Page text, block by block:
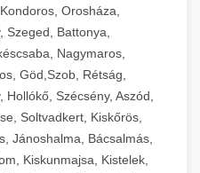
Orosháza,
Szeged, Battonya,
Nagymaros,
Göd,Szob, Rétság,
Hollókő, Szécsény, Aszód,
Soltvadkert, Kiskőrös,
Jánoshalma, Bácsalmás,
Kiskunmajsa, Kistelek,